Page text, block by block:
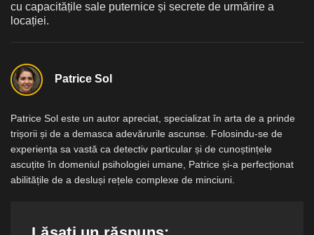
cu capacitățile sale puternice și secrete de urmărire a
locației.
Patrice Sol
Patrice Sol este un autor apreciat, specializat în arta de a prinde
trișorii și de a demasca adevărurile ascunse. Folosindu-se de
experiența sa vastă ca detectiv particular și de cunoștințele
ascuțite în domeniul psihologiei umane, Patrice și-a perfecționat
abilitățile de a desluși rețele complexe de minciuni.